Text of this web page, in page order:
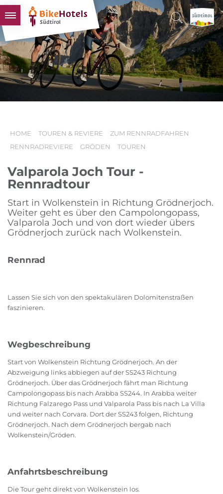
BIKEHOTELS
HOTELS & PAKETE
TOUREN & REVIERE
SÜDTIROL & WIR
HOME TOUREN & REVIERE
ZUM RENNRADFAHREN
RENNRADREVIERE
GRÖDEN TOUREN
Valparola Joch Tour -
Rennradtour
Start in Wolkenstein in Richtung Grödnerjoch.
Weiter geht es über den Campolongopass,
Valparola Joch und von dort wieder übers
Grödnerjoch zurück nach Wolkenstein.
Rennrad
Lassen Sie sich von den spektakulären Dolomitenstraßen
faszinieren.
Wegbeschreibung
Start von Wolkenstein Richtung Grödnerjoch. An der
Abzweigung links abbiegen auf der SS243 Richtung
Grödnerjoch. Über das Grödnerjoch fährt man Richtung
Campolongopass bis nach Arabba SS244. In Arabba weiter
Richtung Falzarego Pass und Valparola Pass bis nach La Villa
und weiter nach Corvara. Dort der SS243 folgen, Richtung
Grödnerjoch. Nach dem Grödnerjoch bergab nach
Wolkenstein/Gröden.
Anfahrtsbeschreibung
Die Tour geht direkt von Wolkenstein los.